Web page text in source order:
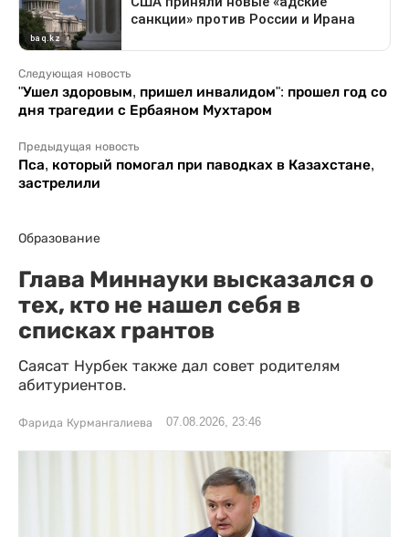
Следующая новость
"Ушел здоровым, пришел инвалидом": прошел год со
дня трагедии с Ербаяном Мухтаром
Предыдущая новость
Пса, который помогал при паводках в Казахстане,
застрелили
Образование
Глава Миннауки высказался о
тех, кто не нашел себя в
списках грантов
Саясат Нурбек также дал совет родителям
абитуриентов.
Фарида Курмангалиева 07.08.2026, 23:46